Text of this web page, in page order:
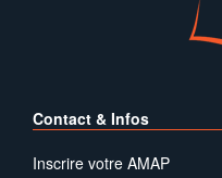
Contact & Infos
Inscrire votre AMAP